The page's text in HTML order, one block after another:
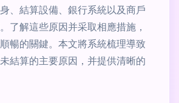
、結算設備、銀行系統以及商戶
了解這些原因并采取相應措施，
暢的關鍵。本文將系統梳理導致
結算的主要原因，并提供清晰的